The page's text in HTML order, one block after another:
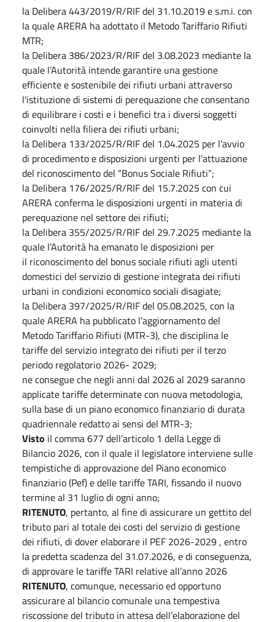
la Delibera 443/2019/R/RIF del 31.10.2019 e s.m.i. con
la quale ARERA ha adottato il Metodo Tariffario Rifiuti
MTR;
la Delibera 386/2023/R/RIF del 3.08.2023 mediante la
quale l’Autorità intende garantire una gestione
efficiente e sostenibile dei rifiuti urbani attraverso
l'istituzione di sistemi di perequazione che consentano
di equilibrare i costi e i benefici tra i diversi soggetti
coinvolti nella filiera dei rifiuti urbani;
la Delibera 133/2025/R/RIF del 1.04.2025 per l’avvio
di procedimento e disposizioni urgenti per l’attuazione
del riconoscimento del “Bonus Sociale Rifiuti”;
la Delibera 176/2025/R/RIF del 15.7.2025 con cui
ARERA conferma le disposizioni urgenti in materia di
perequazione nel settore dei rifiuti;
la Delibera 355/2025/R/RIF del 29.7.2025 mediante la
quale l’Autorità ha emanato le disposizioni per
il riconoscimento del bonus sociale rifiuti agli utenti
domestici del servizio di gestione integrata dei rifiuti
urbani in condizioni economico sociali disagiate;
la Delibera 397/2025/R/RIF del 05.08.2025, con la
quale ARERA ha pubblicato l’aggiornamento del
Metodo Tariffario Rifiuti (MTR-3), che disciplina le
tariffe del servizio integrato dei rifiuti per il terzo
periodo regolatorio 2026- 2029;
ne consegue che negli anni dal 2026 al 2029 saranno
applicate tariffe determinate con nuova metodologia,
sulla base di un piano economico finanziario di durata
quadriennale redatto ai sensi del MTR-3;
Visto il comma 677 dell’articolo 1 della Legge di
Bilancio 2026, con il quale il legislatore interviene sulle
tempistiche di approvazione del Piano economico
finanziario (Pef) e delle tariffe TARI, fissando il nuovo
termine al 31 luglio di ogni anno;
RITENUTO, pertanto, al fine di assicurare un gettito del
tributo pari al totale dei costi del servizio di gestione
dei rifiuti, di dover elaborare il PEF 2026-2029 , entro
la predetta scadenza del 31.07.2026, e di conseguenza,
di approvare le tariffe TARI relative all’anno 2026
RITENUTO, comunque, necessario ed opportuno
assicurare al bilancio comunale una tempestiva
riscossione del tributo in attesa dell’elaborazione del